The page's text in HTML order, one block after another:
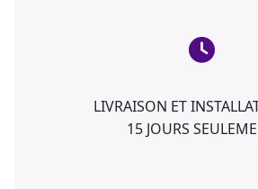
LIVRAISON ET
15 JOURS